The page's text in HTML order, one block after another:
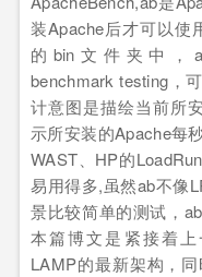
装Apache后才可以使
的 bin 文件夹中，
benchmark testing ，
计意图是描绘当前所
示所安装的Apache每
WAST
HP的
易用得多,虽然ab不像
景比较简单的测试， ab
本篇博文是紧接着
LAMP的最新架构，